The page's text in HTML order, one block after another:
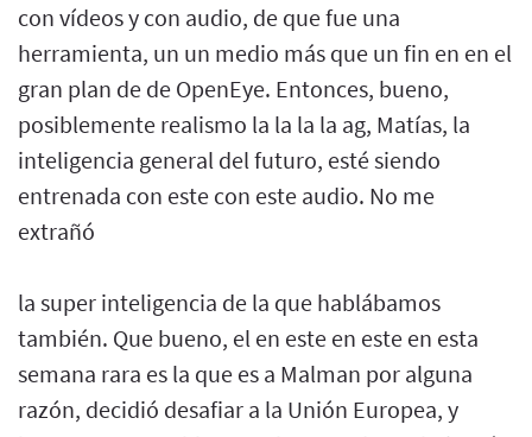
con vídeos y con audio, de que fue una
herramienta, un un medio más que un fin en en el
gran plan de de OpenEye. Entonces, bueno,
posiblemente realismo la la la la ag, Matías, la
inteligencia general del futuro, esté siendo
entrenada con este con este audio. No me
extrañó
la super inteligencia de la que hablábamos
también. Que bueno, el en este en este en esta
semana rara es la que es a Malman por alguna
razón, decidió desafiar a la Unión Europea, y